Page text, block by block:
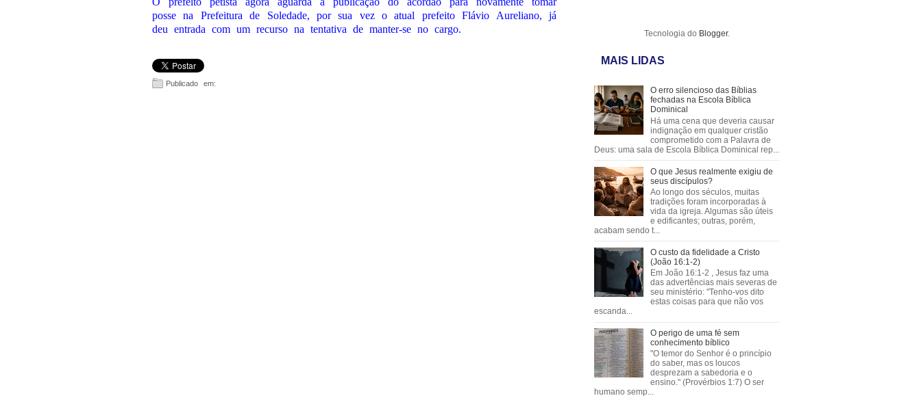
posse na Prefeitura de Soledade, por sua vez o atual prefeito Flávio Aureliano, já
deu entrada com um recurso na tentativa de manter-se no cargo.
Publicado em:
Tecnologia do Blogger.
MAIS LIDAS
O erro silencioso das Bíblias
fechadas na Escola Bíblica
Dominical
Há uma cena que deveria causar
indignação em qualquer cristão
comprometido com a Palavra de
Deus: uma sala de Escola Bíblica Dominical rep...
O que Jesus realmente exigiu de
seus discípulos?
Ao longo dos séculos, muitas
tradições foram incorporadas à
vida da igreja. Algumas são úteis
e edificantes; outras, porém,
acabam sendo t...
O custo da fidelidade a Cristo
(João 16:1-2)
Em João 16:1-2 , Jesus faz uma
das advertências mais severas de
seu ministério: "Tenho-vos dito
estas coisas para que não vos
escanda...
O perigo de uma fé sem
conhecimento bíblico
"O temor do Senhor é o princípio
do saber, mas os loucos
desprezam a sabedoria e o
ensino." (Provérbios 1:7) O ser
humano semp...